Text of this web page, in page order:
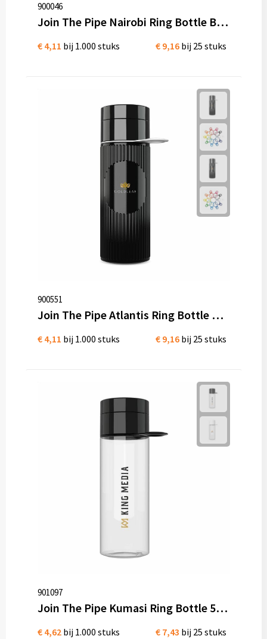
900046
Join The Pipe Nairobi Ring Bottle Black 500ml waterfles Bio kunststof
€ 4,11 bij 1.000 stuks € 9,16 bij 25 stuks
900551
Join The Pipe Atlantis Ring Bottle Black 500 ml Bio kunststof
€ 4,11 bij 1.000 stuks € 9,16 bij 25 stuks
901097
Join The Pipe Kumasi Ring Bottle 500 ml waterfles Tritan
€ 4,62 bij 1.000 stuks € 7,43 bij 25 stuks